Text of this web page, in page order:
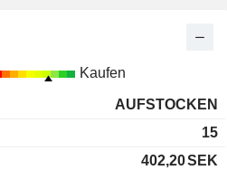
Kaufen
AUFSTOCKEN
15
402,20SEK